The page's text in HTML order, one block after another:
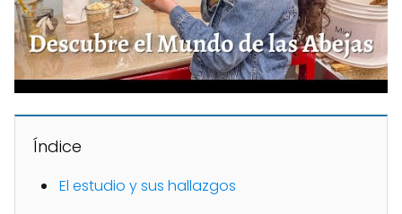
Índice
El estudio y sus hallazgos